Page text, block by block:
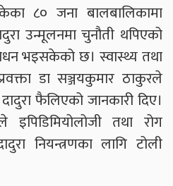
८० जना बालबालिकामा
उन्मूलनमा चुनौती थपिएको
भइसकेको छ। स्वास्थ्य तथा
डा सञ्जयकुमार ठाकुरले
फैलिएको जानकारी दिए।
इपिडिमियोलोजी तथा रोग
नियन्त्रणका लागि टोली